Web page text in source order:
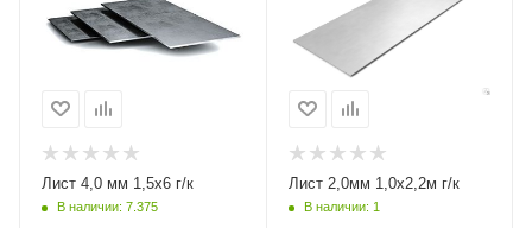
Лист 4,0 мм 1,5х6 г/к
В наличии: 7.375
Лист 2,0мм 1,0х2,2м г/к
В наличии: 1